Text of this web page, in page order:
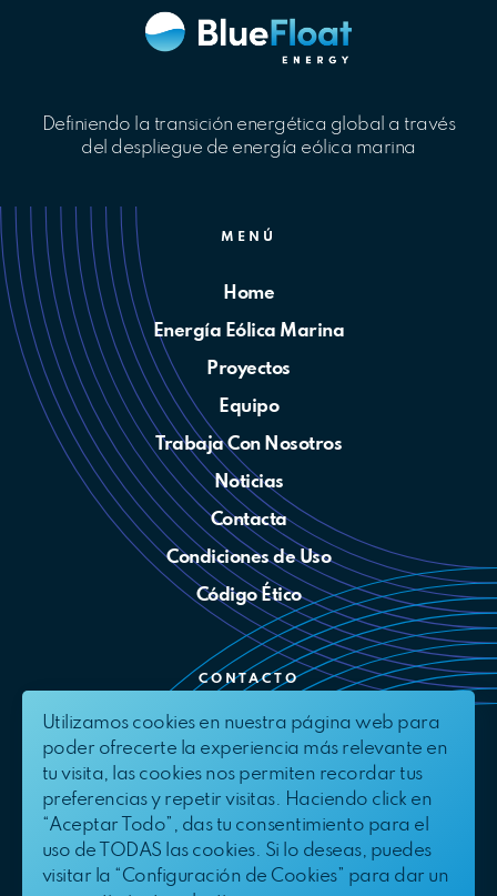
Definiendo la transición energética global a través
del despliegue de energía eólica marina
MENÚ
Home
Energía Eólica Marina
Proyectos
Equipo
Trabaja Con Nosotros
Noticias
Contacta
Condiciones de Uso
Código Ético
CONTACTO
info@bluefloat.com
Linkedin
Twitter
Canal Ético
Utilizamos cookies en nuestra página web para
poder ofrecerte la experiencia más relevante en
tu visita, las cookies nos permiten recordar tus
preferencias y repetir visitas. Haciendo click en
“Aceptar Todo”, das tu consentimiento para el
uso de TODAS las cookies. Si lo deseas, puedes
visitar la “Configuración de Cookies” para dar un